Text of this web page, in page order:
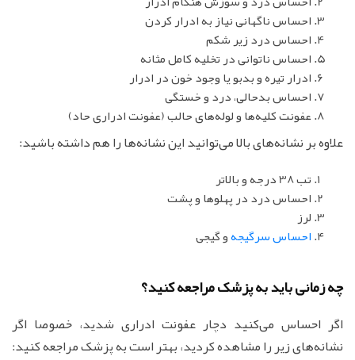
احساس ناگهانی نیاز به ادرار کردن
احساس درد زیر شکم
احساس ناتوانی در تخلیه کامل مثانه
ادرار تیره و بدبو یا وجود خون در ادرار
احساس بدحالی، درد و خستگی
عفونت کلیه‌ها و لوله‌های حالب (عفونت ادراری حاد)
علاوه بر نشانه‌های بالا می‌توانید این نشانه‌ها را هم داشته باشید:
تب 38 درجه و بالاتر
احساس درد در پهلوها و پشت
لرز
احساس سرگیجهو گیجی
چه زمانی باید به پزشک مراجعه کنید؟
اگر احساس می‌کنید دچار عفونت ادراری شدید، خصوصا اگر
نشانه‌های زیر را مشاهده کردید، بهتر است به پزشک مراجعه کنید: